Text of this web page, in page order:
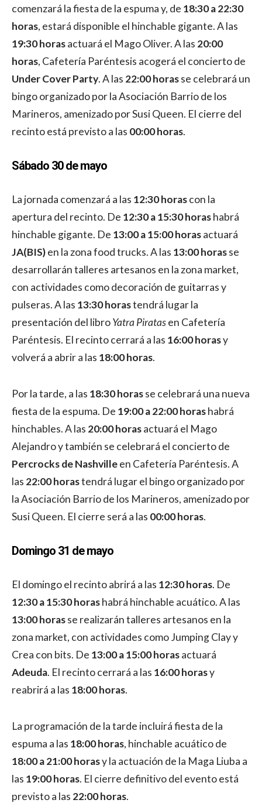
comenzará la fiesta de la espuma y, de 18:30 a 22:30
horas, estará disponible el hinchable gigante. A las
19:30 horasactuará el Mago Oliver. A las 20:00
horas, Cafetería Paréntesis acogerá el concierto de
Under Cover Party. A las 22:00 horasse celebrará un
bingo organizado por la Asociación Barrio de los
Marineros, amenizado por Susi Queen. El cierre del
recinto está previsto a las 00:00 horas.
Sábado 30 de mayo
La jornada comenzará a las 12:30 horascon la
apertura del recinto. De 12:30 a 15:30 horashabrá
hinchable gigante. De 13:00 a 15:00 horasactuará
JA(BIS)en la zona food trucks. A las 13:00 horasse
desarrollarán talleres artesanos en la zona market,
con actividades como decoración de guitarras y
pulseras. A las 13:30 horastendrá lugar la
presentación del libroYatra Piratasen Cafetería
Paréntesis. El recinto cerrará a las 16:00 horasy
volverá a abrir a las 18:00 horas.
Por la tarde, a las 18:30 horasse celebrará una nueva
fiesta de la espuma. De 19:00 a 22:00 horashabrá
hinchables. A las 20:00 horasactuará el Mago
Alejandro y también se celebrará el concierto de
Percrocks de Nashvilleen Cafetería Paréntesis. A
las 22:00 horastendrá lugar el bingo organizado por
la Asociación Barrio de los Marineros, amenizado por
Susi Queen. El cierre será a las 00:00 horas.
Domingo 31 de mayo
El domingo el recinto abrirá a las 12:30 horas. De
12:30 a 15:30 horashabrá hinchable acuático. A las
13:00 horasse realizarán talleres artesanos en la
zona market, con actividades como Jumping Clay y
Crea con bits. De 13:00 a 15:00 horasactuará
Adeuda. El recinto cerrará a las 16:00 horasy
reabrirá a las 18:00 horas.
La programación de la tarde incluirá fiesta de la
espuma a las 18:00 horas, hinchable acuático de
18:00 a 21:00 horasy la actuación de la Maga Liuba a
las 19:00 horas. El cierre definitivo del evento está
previsto a las 22:00 horas.